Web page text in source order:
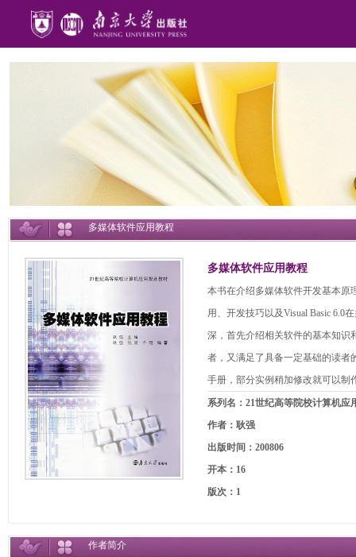
多媒体软件应用教程
多媒体软件应用教程
本书在介绍多媒体软件开发基本原
用、开发技巧以及Visual Basic 6.0
深，首先介绍相关软件的基本知识
者，又满足了具备一定基础的读者
手册，部分实例稍加修改就可以制
系列名：21世纪高等院校计算机应
作者：耿强
出版时间：200806
开本：16
版次：1
作者简介